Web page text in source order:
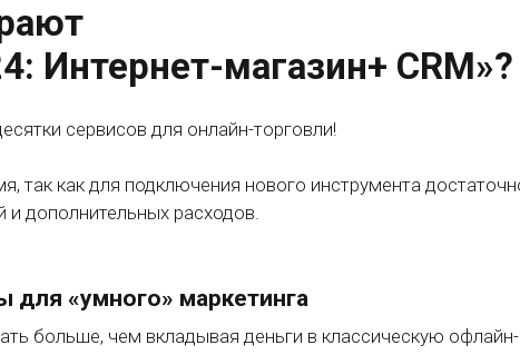
Интернет-магазин+ CRM»?
сервисов для онлайн-торговли!
так как для подключения нового инструмента
и дополнительных расходов.
для «умного» маркетинга
больше, чем вкладывая деньги в классическую